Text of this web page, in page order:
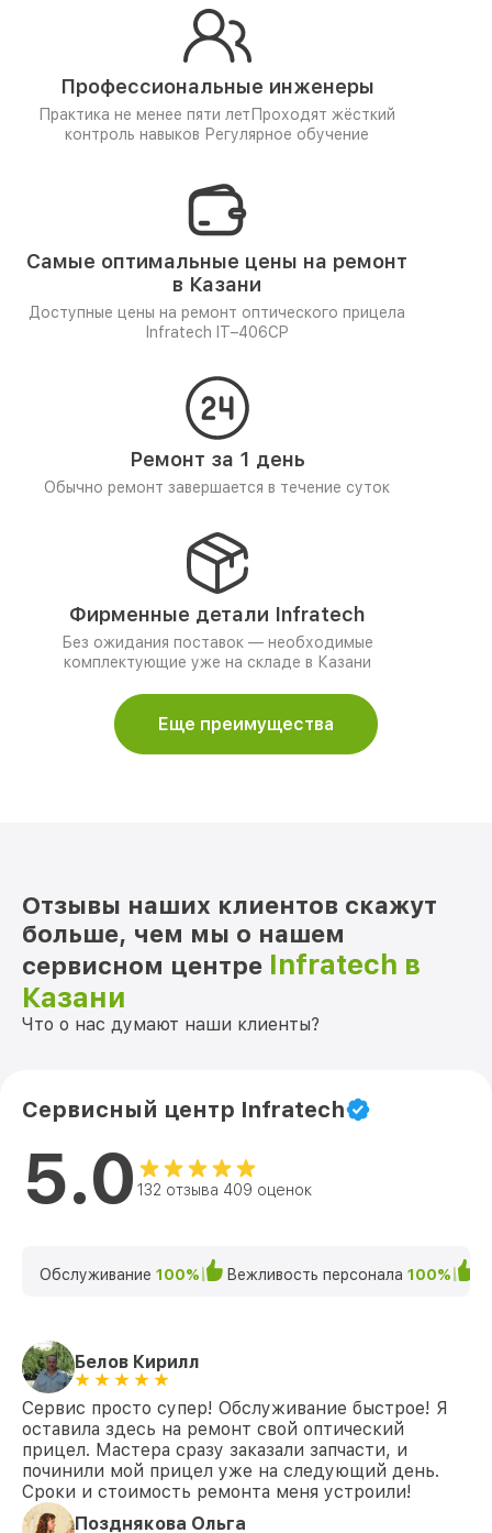
Профессиональные инженеры
Практика не менее пяти лет Проходят жёсткий
контроль навыков Регулярное обучение
Самые оптимальные цены на ремонт
в Казани
Доступные цены на ремонт оптического прицела
Infratech IT–406СP
Ремонт за 1 день
Обычно ремонт завершается в течение суток
Фирменные детали Infratech
Без ожидания поставок — необходимые
комплектующие уже на складе в Казани
Еще преимущества
Отзывы наших клиентов скажут
больше, чем мы о нашем
сервисном центре Infratech в
Казани
Что о нас думают наши клиенты?
Сервисный центр Infratech
5.0 132 отзыва 409 оценок
Обслуживание 100% Вежливость персонала 100%
Белов Кирилл
Сервис просто супер! Обслуживание быстрое! Я
оставила здесь на ремонт свой оптический
прицел. Мастера сразу заказали запчасти, и
починили мой прицел уже на следующий день.
Сроки и стоимость ремонта меня устроили!
Позднякова Ольга